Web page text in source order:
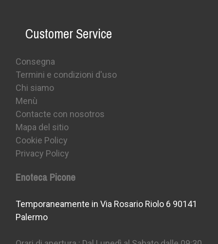
Customer Service
Consegna
Termini e condizioni d'uso
Chi siamo
Menù
Contacte con nosotros
Mapa del sitio
Cookie Policy
Privacy Policy
Enoteca Picone
Temporaneamente in Via Rosario Riolo 6 90141
Palermo